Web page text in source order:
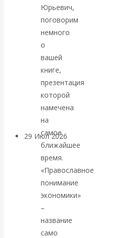
Искусственный
интеллект —
переход к
29 Июл 2026
финансовая олигархия
Валентин
Катасонов.
«Мировые
Юрьевич,
поговорим
немного
о
вашей
книге,
презентация
которой
намечена
на
самое
ближайшее
время.
«Православное
понимание
экономики»
–
название
само